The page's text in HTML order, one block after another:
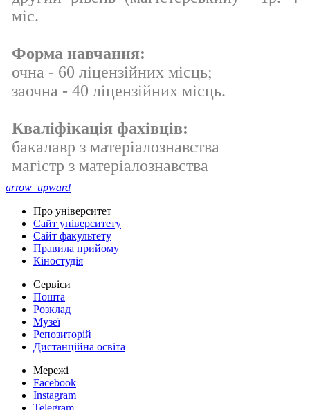
міс.
Форма навчання:
очна - 60 ліцензійних місць;
заочна - 40 ліцензійних місць.
Кваліфікація фахівців:
бакалавр з матеріалознавства
магістр з матеріалознавства
arrow_upward
Про університет
Сайт університету
Сайт факультету
Правила прийому
Кіностудія
Сервіси
Пошта
Розклад
Музеї
Репозиторій
Дистанційна освіта
Мережі
Facebook
Instagram
Telegram